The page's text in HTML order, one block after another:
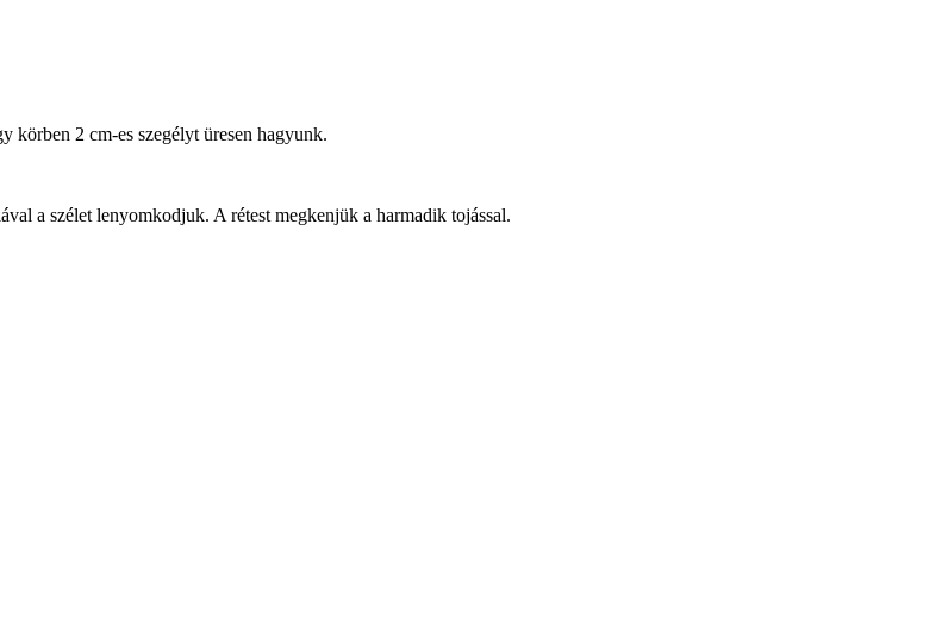
körben 2 cm-es szegélyt üresen hagyunk.
a szélet lenyomkodjuk. A rétest megkenjük a harmadik tojással.